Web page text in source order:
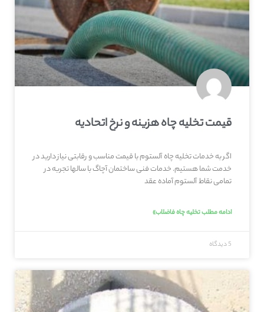
قیمت تخلیه چاه هزینه و نرخ اتحادیه
اگر به خدمات تخلیه چاه آلستوم با قیمت مناسب و رقابتی نیاز دارید در
خدمت شما هستیم. خدمات فنی ساختمان آچاگ با سالها تجربه در
تمامی نقاط آلستوم آماده عقد
ادامه مطلب تخلیه چاه فاضلاب»
5 دیدگاه